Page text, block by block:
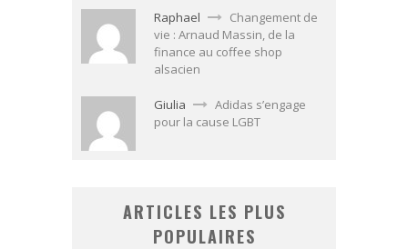
Raphael
Changement de
vie : Arnaud Massin, de la
finance au coffee shop
alsacien
Giulia
Adidas s’engage
pour la cause LGBT
ARTICLES LES PLUS
POPULAIRES